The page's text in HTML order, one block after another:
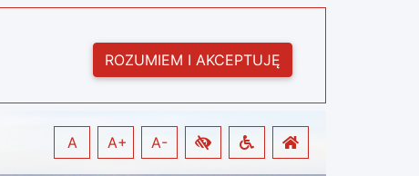
ROZUMIEM I AKCEPTUJĘ
A A+ A-